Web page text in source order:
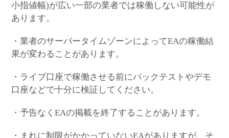
小指値幅)が広い一部の業者では稼働しない可能性が
あります。
・業者のサーバータイムゾーンによってEAの稼働結
果が変わることがあります。
・ライブ口座で稼働させる前にバックテストやデモ
口座などで十分に検証してください。
・予告なくEAの掲載を終了することがあります。
・まれに制限がかかっていないEAがありますが、そ